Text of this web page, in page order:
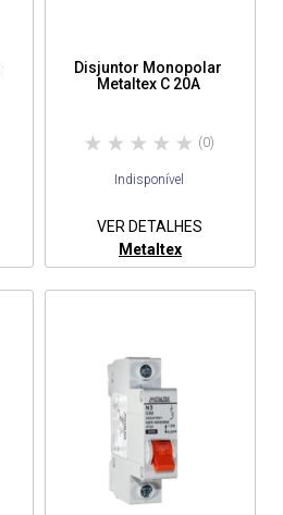
Disjuntor Monopolar
Metaltex C 20A
(0)
Indisponível
VER DETALHES
Metaltex